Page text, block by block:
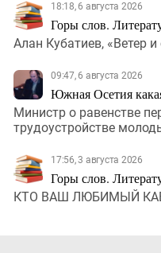
18:18, 6 августа 2026
Горы слов.
Алан Кубатиев, «Ветер
09:47, 6 августа 2026
Южная Осетия
Министр о равенстве
трудоустройстве
17:56, 3 августа 2026
Горы слов.
КТО ВАШ ЛЮБИМЫЙ